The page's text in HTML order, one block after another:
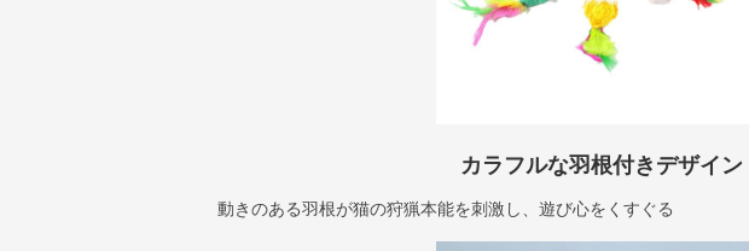
カラフルな羽根付きデザイン
動きのある羽根が猫の狩猟本能を刺激し、遊び心をくすぐる